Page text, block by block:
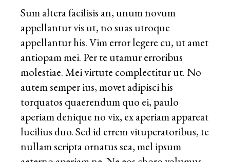
Sum altera facilisis an, unum novum
appellantur vis ut, no suas utroque
appellantur his. Vim error legere cu, ut amet
antiopam mei. Per te utamur erroribus
molestiae. Mei virtute complectitur ut. No
autem semper ius, movet adipisci his
torquatos quaerendum quo ei, paulo
aperiam denique no vix, ex aperiam appareat
lucilius duo. Sed id errem vituperatoribus, te
nullam scripta ornatus sea, mel ipsum